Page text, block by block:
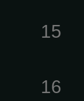
15
16